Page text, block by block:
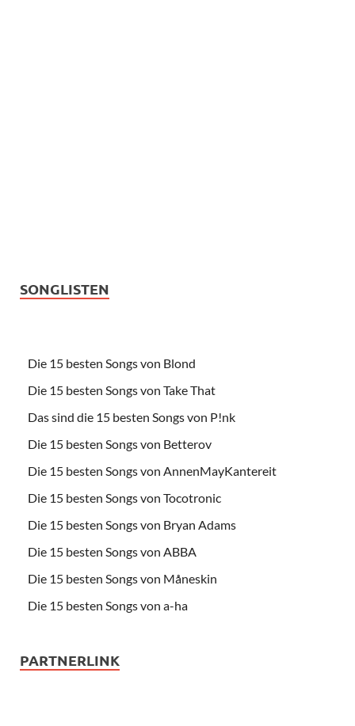
SONGLISTEN
Die 15 besten Songs von Blond
Die 15 besten Songs von Take That
Das sind die 15 besten Songs von P!nk
Die 15 besten Songs von Betterov
Die 15 besten Songs von AnnenMayKantereit
Die 15 besten Songs von Tocotronic
Die 15 besten Songs von Bryan Adams
Die 15 besten Songs von ABBA
Die 15 besten Songs von Måneskin
Die 15 besten Songs von a-ha
PARTNERLINK